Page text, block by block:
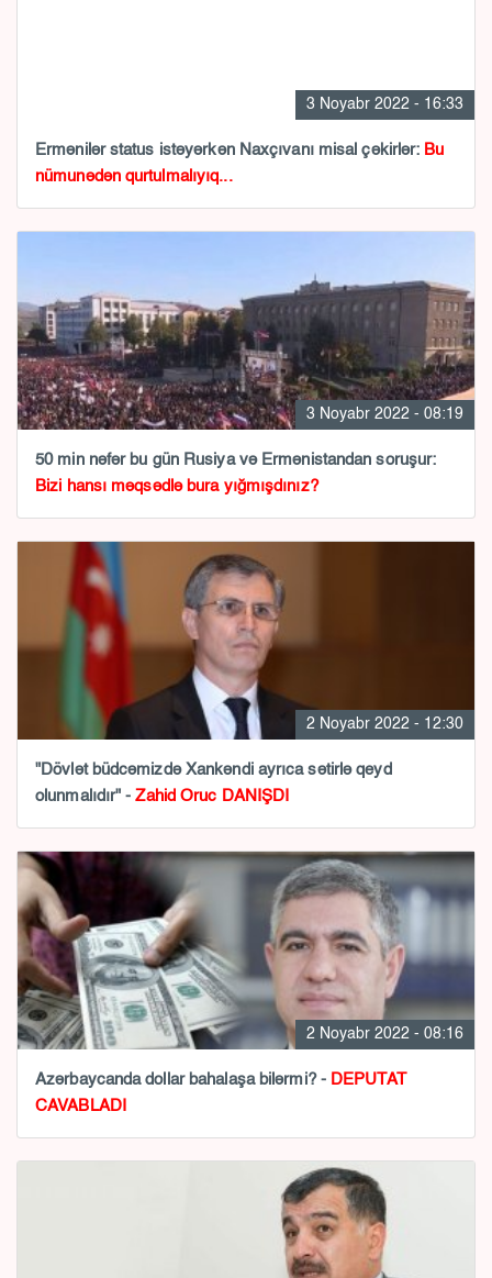
3 Noyabr 2022 - 16:33
Ermənilər status istəyərkən Naxçıvanı misal çəkirlər: Bu
nümunədən qurtulmalıyıq...
3 Noyabr 2022 - 08:19
50 min nəfər bu gün Rusiya və Ermənistandan soruşur:
Bizi hansı məqsədlə bura yığmışdınız?
2 Noyabr 2022 - 12:30
"Dövlət büdcəmizdə Xankəndi ayrıca sətirlə qeyd
olunmalıdır" -Zahid Oruc DANIŞDI
2 Noyabr 2022 - 08:16
Azərbaycanda dollar bahalaşa bilərmi? - DEPUTAT
CAVABLADI